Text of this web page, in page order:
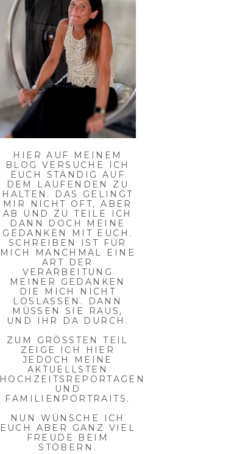
HIER AUF MEINEM
BLOG VERSUCHE ICH
EUCH STÄNDIG AUF
DEM LAUFENDEN ZU
HALTEN. DAS GELINGT
MIR NICHT OFT, ABER
AB UND ZU TEILE ICH
DANN DOCH MEINE
GEDANKEN MIT EUCH.
SCHREIBEN IST FÜR
MICH MANCHMAL EINE
ART DER
VERARBEITUNG
MEINER GEDANKEN
DIE MICH NICHT
LOSLASSEN. DANN
MÜSSEN SIE RAUS,
UND IHR DA DURCH.
ZUM GRÖSSTEN TEIL Z
EIGE ICH HIER J
EDOCH MEINE A
KTUELLSTEN H
OCHZEITSREPORTAGEN U
ND F
AMILIENPORTRAITS.
NUN WÜNSCHE ICH
EUCH ABER GANZ VIEL
FREUDE BEIM
STÖBERN.